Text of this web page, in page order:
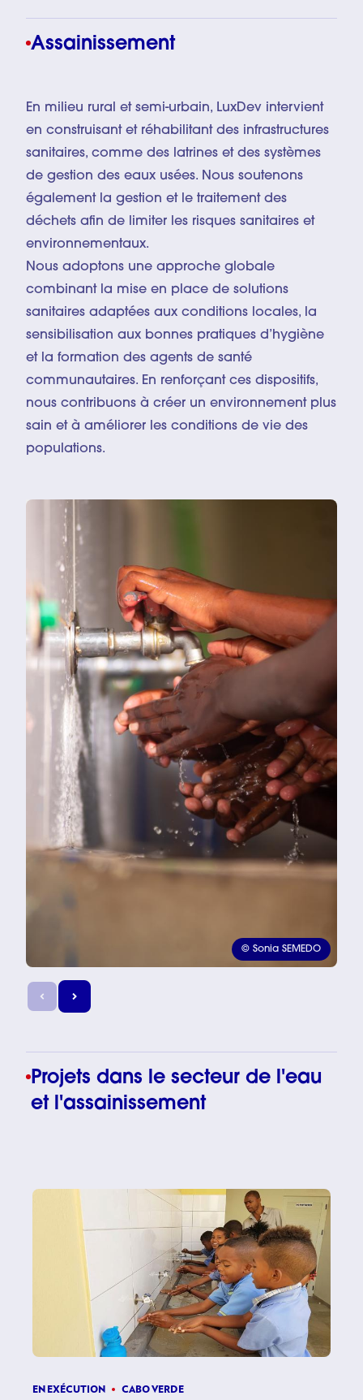
Assainissement
En milieu rural et semi-urbain, LuxDev intervient
en construisant et réhabilitant des infrastructures
sanitaires, comme des latrines et des systèmes
de gestion des eaux usées. Nous soutenons
également la gestion et le traitement des
déchets afin de limiter les risques sanitaires et
environnementaux.
Nous adoptons une approche globale
combinant la mise en place de solutions
sanitaires adaptées aux conditions locales, la
sensibilisation aux bonnes pratiques d’hygiène
et la formation des agents de santé
communautaires. En renforçant ces dispositifs,
nous contribuons à créer un environnement plus
sain et à améliorer les conditions de vie des
populations.
© Sonia SEMEDO
Projets dans le secteur de l'eau
et l'assainissement
EN EXÉCUTION CABO VERDE